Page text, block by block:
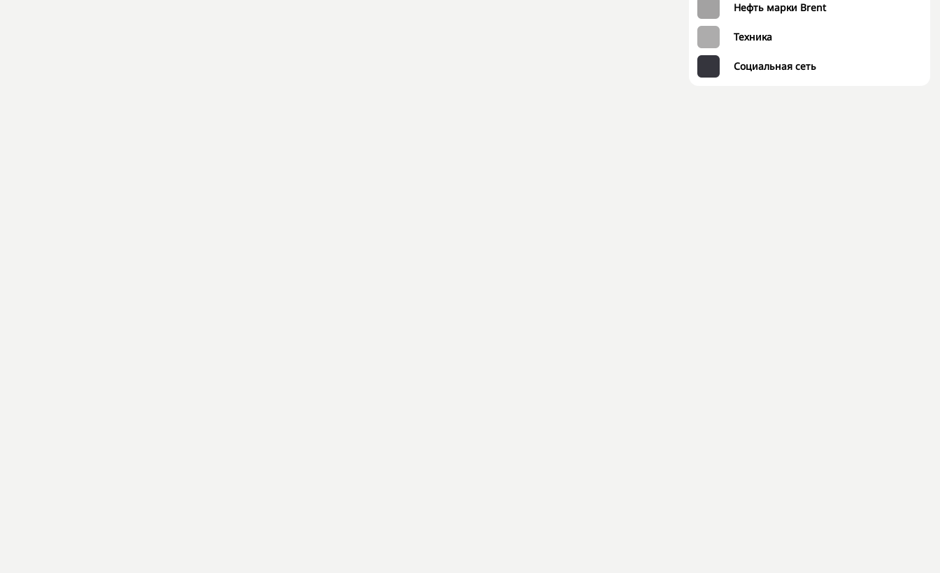
Нефть марки Brent
Техника
Социальная сеть